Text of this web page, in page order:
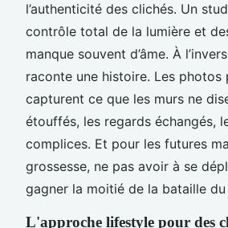
l’authenticité des clichés. Un
contrôle total de la lumière et
manque souvent d’âme. À
raconte une histoire. Les photos
capturent ce que les murs ne
étouffés, les regards échangés,
complices. Et pour les futures
grossesse, ne pas avoir à se
gagner la moitié de la bataille
L'approche lifestyle pour des